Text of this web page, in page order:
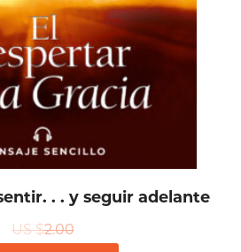
. . y seguir adelante
US $2.00